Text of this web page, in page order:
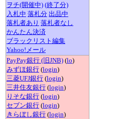
ヲチ(開催中) (終了分)
入札中 落札分 出品中
落札者あり 落札者なし
かんたん決済
ブラックリスト編集
Yahoo!メール
PayPay銀行 (旧JNB) (lo)
みずほ銀行 (login)
三菱UFJ銀行 (login)
三井住友銀行 (login)
りそな銀行 (login)
セブン銀行 (login)
きらぼし銀行 (login)